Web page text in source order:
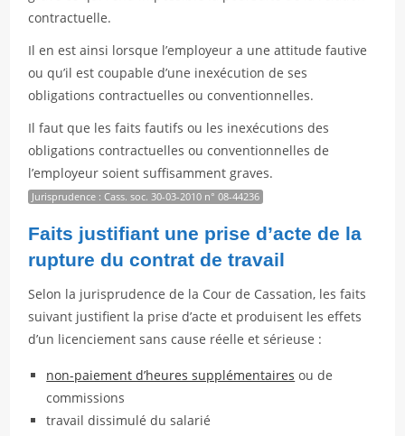
contractuelle.
Il en est ainsi lorsque l’employeur a une attitude fautive
ou qu’il est coupable d’une inexécution de ses
obligations contractuelles ou conventionnelles.
Il faut que les faits fautifs ou les inexécutions des
obligations contractuelles ou conventionnelles de
l’employeur soient suffisamment graves.
Jurisprudence : Cass. soc. 30-03-2010 n° 08-44236
Faits justifiant une prise d’acte de la
rupture du contrat de travail
Selon la jurisprudence de la Cour de Cassation, les faits
suivant justifient la prise d’acte et produisent les effets
d’un licenciement sans cause réelle et sérieuse :
non-paiement d’heures supplémentaires ou de
commissions
travail dissimulé du salarié